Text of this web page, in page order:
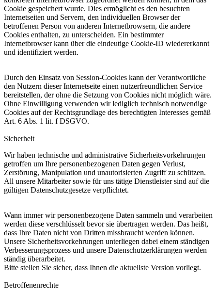
Cookie gespeichert wurde. Dies ermöglicht es den besuchten
Internetseiten und Servern, den individuellen Browser der
betroffenen Person von anderen Internetbrowsern, die andere
Cookies enthalten, zu unterscheiden. Ein bestimmter
Internetbrowser kann über die eindeutige Cookie-ID wiedererkannt
und identifiziert werden.
Durch den Einsatz von Session-Cookies kann der Verantwortliche
den Nutzern dieser Internetseite einen nutzerfreundlichen Service
bereitstellen, der ohne die Setzung von Cookies nicht möglich wäre.
Ohne Einwilligung verwenden wir lediglich technisch notwendige
Cookies auf der Rechtsgrundlage des berechtigten Interesses gemäß
Art. 6 Abs. 1 lit. f DSGVO.
Sicherheit
Wir haben technische und administrative Sicherheitsvorkehrungen
getroffen um Ihre personenbezogenen Daten gegen Verlust,
Zerstörung, Manipulation und unautorisierten Zugriff zu schützen.
All unsere Mitarbeiter sowie für uns tätige Dienstleister sind auf die
gültigen Datenschutzgesetze verpflichtet.
Wann immer wir personenbezogene Daten sammeln und verarbeiten
werden diese verschlüsselt bevor sie übertragen werden. Das heißt,
dass Ihre Daten nicht von Dritten missbraucht werden können.
Unsere Sicherheitsvorkehrungen unterliegen dabei einem ständigen
Verbesserungsprozess und unsere Datenschutzerklärungen werden
ständig überarbeitet.
Bitte stellen Sie sicher, dass Ihnen die aktuellste Version vorliegt.
Betroffenenrechte